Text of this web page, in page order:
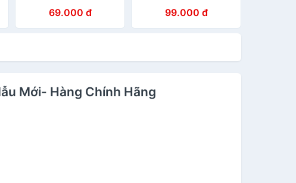
69.000 đ
Hình Animal_ Hàng
Chính Hãng
99.000 đ
Mới- Hàng Chính Hãng